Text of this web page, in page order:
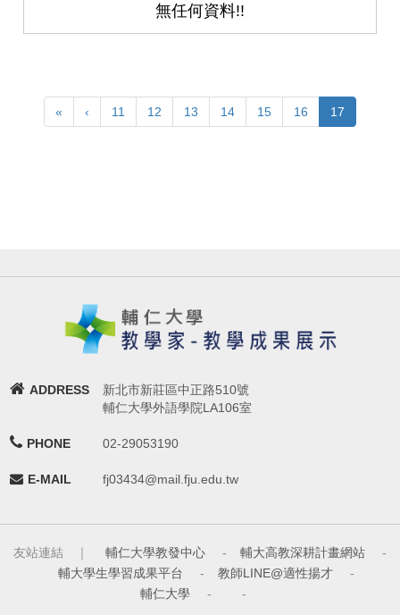
無任何資料!!
« ‹ 11 12 13 14 15 16 17
ADDRESS
新北市新莊區中正路510號
輔仁大學外語學院LA106室
PHONE 02-29053190
E-MAIL fj03434@mail.fju.edu.tw
友站連結 ｜ 輔仁大學教發中心 - 輔大高教深耕計畫網站
-
輔大學生學習成果平台
- 教師LINE@適性揚才
-
輔仁大學
- -